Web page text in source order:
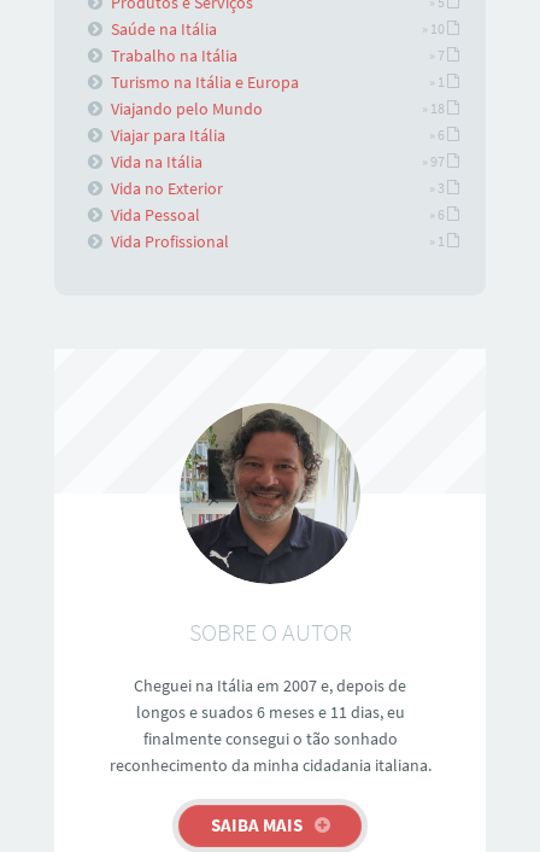
Saúde na Itália » 10
Trabalho na Itália » 7
Turismo na Itália e Europa » 1
Viajando pelo Mundo » 18
Viajar para Itália » 6
Vida na Itália » 97
Vida no Exterior » 3
Vida Pessoal » 6
Vida Profissional » 1
SOBRE O AUTOR
Cheguei na Itália em 2007 e, depois de
longos e suados 6 meses e 11 dias, eu
finalmente consegui o tão sonhado
reconhecimento da minha cidadania italiana.
SAIBA MAIS